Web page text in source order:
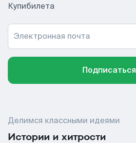
Купибилета
Электронная почта
Подписаться
Делимся классными идеями
Истории и хитрости